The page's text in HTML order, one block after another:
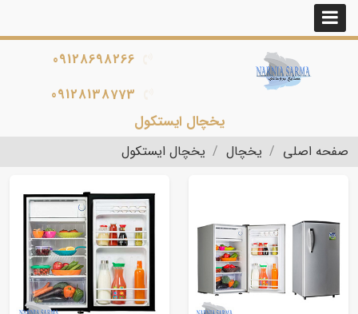
یخچال ایستکول
09128698266
09128138773
صفحه اصلی یخچال یخچال ایستکول